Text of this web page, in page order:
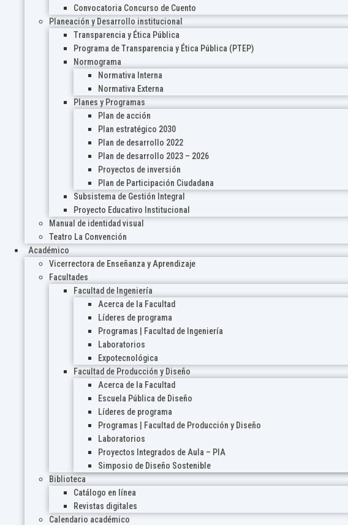
Convocatoria Concurso de Cuento
Planeación y Desarrollo institucional
Transparencia y Ética Pública
Programa de Transparencia y Ética Pública (PTEP)
Normograma
Normativa Interna
Normativa Externa
Planes y Programas
Plan de acción
Plan estratégico 2030
Plan de desarrollo 2022
Plan de desarrollo 2023 – 2026
Proyectos de inversión
Plan de Participación Ciudadana
Subsistema de Gestión Integral
Proyecto Educativo Institucional
Manual de identidad visual
Teatro La Convención
Académico
Vicerrectora de Enseñanza y Aprendizaje
Facultades
Facultad de Ingeniería
Acerca de la Facultad
Líderes de programa
Programas | Facultad de Ingeniería
Laboratorios
Expotecnológica
Facultad de Producción y Diseño
Acerca de la Facultad
Escuela Pública de Diseño
Líderes de programa
Programas | Facultad de Producción y Diseño
Laboratorios
Proyectos Integrados de Aula – PIA
Simposio de Diseño Sostenible
Biblioteca
Catálogo en línea
Revistas digitales
Calendario académico